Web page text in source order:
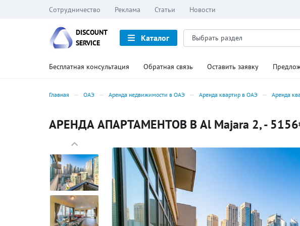
Сотрудничество Реклама Статьи Новости
DISCOUNT
SERVICE
Каталог
Бесплатная консультация Обратная связь Оставить заявку
Главная ОАЭ Аренда недвижимости в ОАЭ Аренда квартир в ОАЭ Аренда
АРЕНДА АПАРТАМЕНТОВ В Al Majara 2, -